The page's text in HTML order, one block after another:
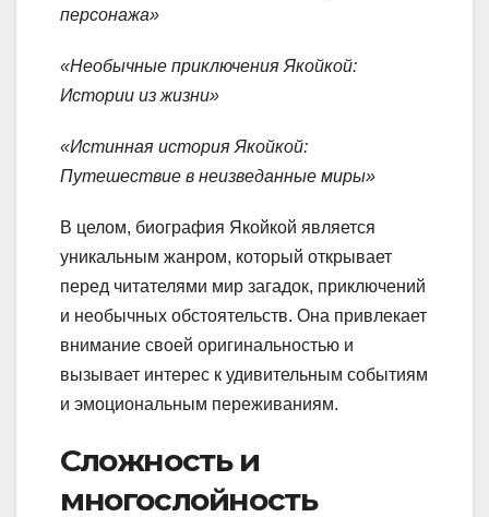
персонажа»
«Необычные приключения Якойкой:
Истории из жизни»
«Истинная история Якойкой:
Путешествие в неизведанные миры»
В целом, биография Якойкой является
уникальным жанром, который открывает
перед читателями мир загадок, приключений
и необычных обстоятельств. Она привлекает
внимание своей оригинальностью и
вызывает интерес к удивительным событиям
и эмоциональным переживаниям.
Сложность и
многослойность